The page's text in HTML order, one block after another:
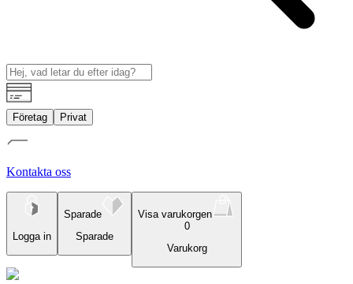
Företag Privat
Kontakta oss
Logga in
Sparade
Sparade
Visa varukorgen
0
Varukorg